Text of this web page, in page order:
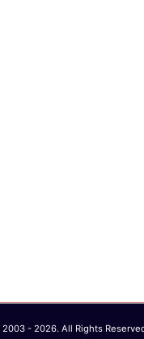
- 2026. All Rights